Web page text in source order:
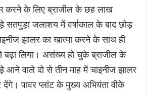
करने के लिए ब्राजील के छह लाख
सतपुड़ा जलाशय में वर्षाकाल के बाद छोड़
झालर का खात्मा करने के साथ ही
बढ़ा लिया। असंख्य हो चुके ब्राजील के
आने वाले दो से तीन माह में चाइनीज झालर
देंगे। पावर प्लांट के मुख्य अभियंता वीके